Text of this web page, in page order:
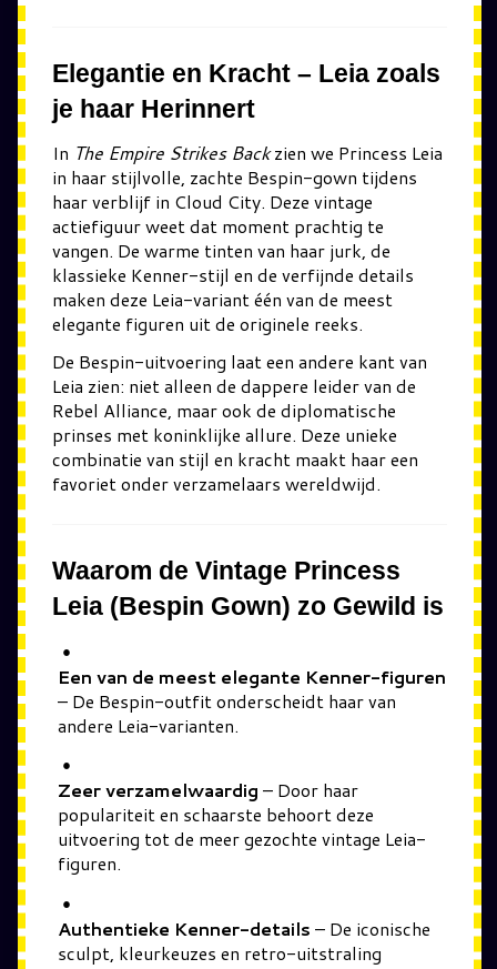
Elegantie en Kracht – Leia zoals
je haar Herinnert
In The Empire Strikes Backzien we Princess Leia
in haar stijlvolle, zachte Bespin-gown tijdens
haar verblijf in Cloud City. Deze vintage
actiefiguur weet dat moment prachtig te
vangen. De warme tinten van haar jurk, de
klassieke Kenner-stijl en de verfijnde details
maken deze Leia-variant één van de meest
elegante figuren uit de originele reeks.
De Bespin-uitvoering laat een andere kant van
Leia zien: niet alleen de dappere leider van de
Rebel Alliance, maar ook de diplomatische
prinses met koninklijke allure. Deze unieke
combinatie van stijl en kracht maakt haar een
favoriet onder verzamelaars wereldwijd.
Waarom de Vintage Princess
Leia (Bespin Gown) zo Gewild is
Een van de meest elegante Kenner-figuren
– De Bespin-outfit onderscheidt haar van
andere Leia-varianten.
Zeer verzamelwaardig – Door haar
populariteit en schaarste behoort deze
uitvoering tot de meer gezochte vintage Leia-
figuren.
Authentieke Kenner-details – De iconische
sculpt, kleurkeuzes en retro-uitstraling